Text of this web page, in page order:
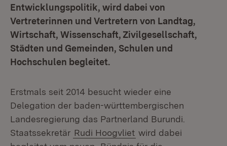
Entwicklungspolitik, wird dabei von
Vertreterinnen und Vertretern von Landtag,
Wirtschaft, Wissenschaft, Zivilgesellschaft,
Städten und Gemeinden, Schulen und
Hochschulen begleitet.
Erstmals seit 2014 besucht wieder eine
Delegation der baden-württembergischen
Landesregierung das Partnerland Burundi.
Staatssekretär Rudi Hoogvliet wird dabei